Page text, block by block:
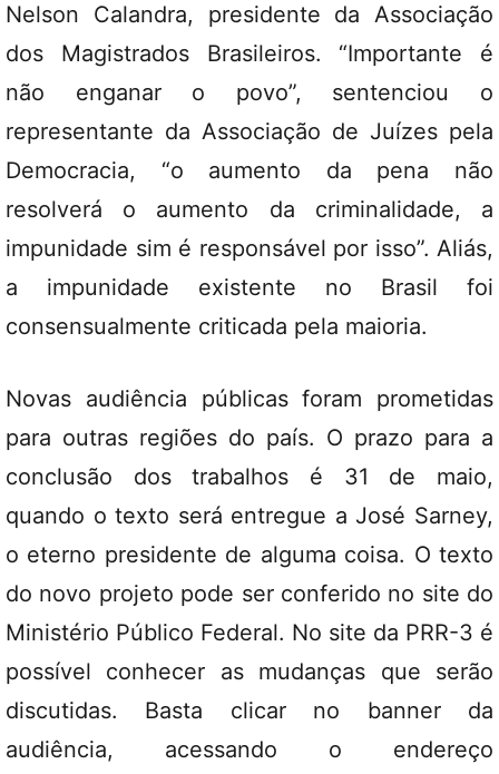
Nelson Calandra, presidente da Associação
dos Magistrados Brasileiros. “Importante é
não enganar o povo”, sentenciou o
representante da Associação de Juízes pela
Democracia, “o aumento da pena não
resolverá o aumento da criminalidade, a
impunidade sim é responsável por isso”. Aliás,
a impunidade existente no Brasil foi
consensualmente criticada pela maioria.
Novas audiência públicas foram prometidas
para outras regiões do país. O prazo para a
conclusão dos trabalhos é 31 de maio,
quando o texto será entregue a José Sarney,
o eterno presidente de alguma coisa. O texto
do novo projeto pode ser conferido no site do
Ministério Público Federal. No site da PRR-3 é
possível conhecer as mudanças que serão
discutidas. Basta clicar no banner da
audiência, acessando o endereço